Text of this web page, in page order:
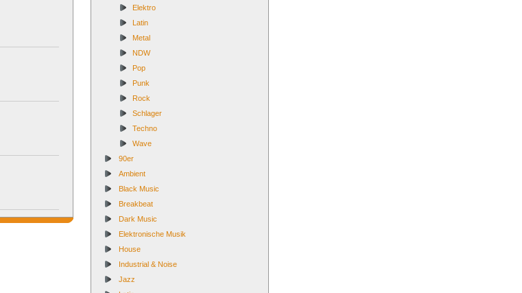
Elektro
Latin
Metal
NDW
Pop
Punk
Rock
Schlager
Techno
Wave
90er
Ambient
Black Music
Breakbeat
Dark Music
Elektronische Musik
House
Industrial & Noise
Jazz